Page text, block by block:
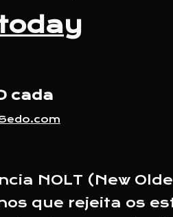
cada
NOLT (New
que rejeita os